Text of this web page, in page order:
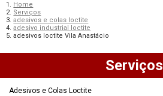
Home
Serviços
adesivos e colas loctite
adesivo industrial loctite
adesivos loctite Vila Anastácio
Serviços
Adesivos e Colas Loctite